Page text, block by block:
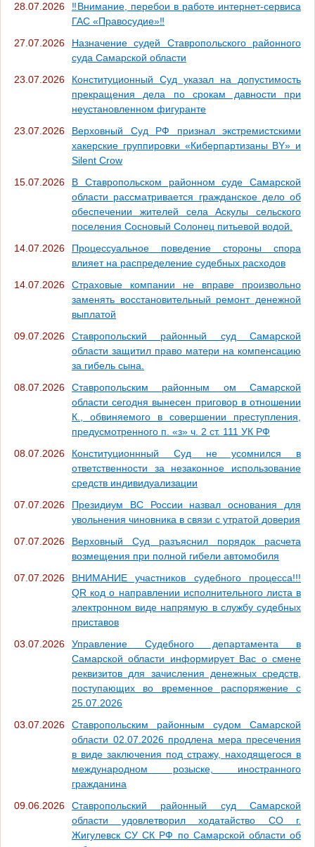
28.07.2026
‼Внимание, перебои в работе интернет-сервиса
ГАС «Правосудие»‼
27.07.2026
Назначение судей Ставропольского районного
суда Самарской области
23.07.2026
Конституционный Суд указал на допустимость
прекращения дела по срокам давности при
неустановленном фигуранте
23.07.2026
Верховный Суд РФ признал экстремистскими
хакерские группировки «Киберпартизаны BY» и
Silent Crow
15.07.2026
В Ставропольском районном суде Самарской
области рассматривается гражданское дело об
обеспечении жителей села Аскулы сельского
поселения Сосновый Солонец питьевой водой.
14.07.2026
Процессуальное поведение стороны спора
влияет на распределение судебных расходов
14.07.2026
Страховые компании не вправе произвольно
заменять восстановительный ремонт денежной
выплатой
09.07.2026
Ставропольский районный суд Самарской
области защитил право матери на компенсацию
за гибель сына.
08.07.2026
Ставропольским районным ом Самарской
области сегодня вынесен приговор в отношении
К., обвиняемого в совершении преступления,
предусмотренного п. «з» ч. 2 ст. 111 УК РФ
08.07.2026
Конституционнный Суд не усомнился в
ответственности за незаконное использование
средств индивидуализации
07.07.2026
Президиум ВС России назвал основания для
увольнения чиновника в связи с утратой доверия
07.07.2026
Верховный Суд разъяснил порядок расчета
возмещения при полной гибели автомобиля
07.07.2026
ВНИМАНИЕ участников судебного процесса!!!
QR код о направлении исполнительного листа в
электронном виде напрямую в службу судебных
приставов
03.07.2026
Управление Судебного департамента в
Самарской области информирует Вас о смене
реквизитов для зачисления денежных средств,
поступающих во временное распоряжение с
25.07.2026
03.07.2026
Ставропольским районным судом Самарской
области 02.07.2026 продлена мера пресечения
в виде заключения под стражу, находящегося в
международном розыске, иностранного
гражданина
09.06.2026
Ставропольский районный суд Самарской
области удовлетворил ходатайство СО г.
Жигулевск СУ СК РФ по Самарской области об